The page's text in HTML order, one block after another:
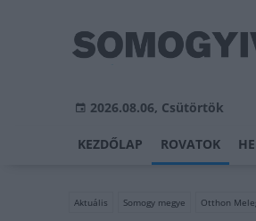
2026.08.06, Csütörtök
KEZDŐLAP ROVATOK
Aktuális Somogy megye Otthon